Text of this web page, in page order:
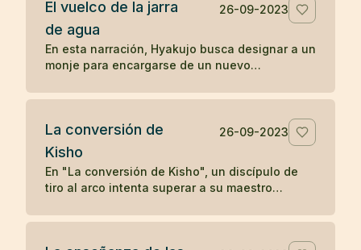
deseo. Solo cuando el leñador olvida su deseo
y se concentra en su tarea presente, el satori
reaparece, subrayando la idea zen de liberarse
de los deseos y vivir en el momento presente
para alcanzar la iluminación.
El vuelco de la jarra
de agua
26-09-2023
En esta narración, Hyakujo busca designar a un
monje para encargarse de un nuevo
una jarra de agua. Mientras los otros monjes
cocinero, actúa volcando la jarra, demostrando
una comprensión no verbal y directa de la
naturaleza de la realidad, lo que le gana la
designación como maestro del nuevo
monasterio. La historia ilustra cómo la acción
valoradas en la tradición zen.
La conversión de
Kisho
26-09-2023
En "La conversión de Kisho", un discípulo de
tiro al arco intenta superar a su maestro
maestro demuestra su habilidad superior